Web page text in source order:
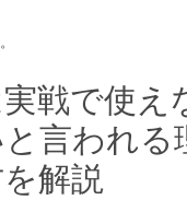
戦で使え
言われる
解説